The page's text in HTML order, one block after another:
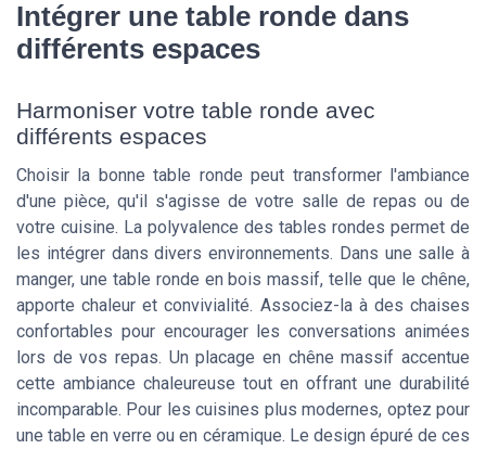
Intégrer une table ronde dans
différents espaces
Harmoniser votre table ronde avec
différents espaces
Choisir la bonne table ronde peut transformer l'ambiance
d'une pièce, qu'il s'agisse de votre salle de repas ou de
votre cuisine. La polyvalence des tables rondes permet de
les intégrer dans divers environnements. Dans une salle à
manger, une table ronde en bois massif, telle que le chêne,
apporte chaleur et convivialité. Associez-la à des chaises
confortables pour encourager les conversations animées
lors de vos repas. Un placage en chêne massif accentue
cette ambiance chaleureuse tout en offrant une durabilité
incomparable. Pour les cuisines plus modernes, optez pour
une table en verre ou en céramique. Le design épuré de ces